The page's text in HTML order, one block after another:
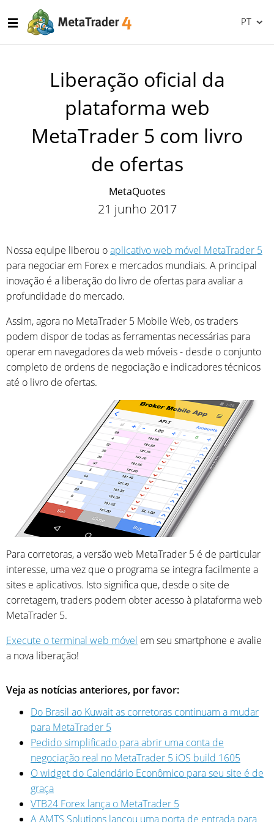
PT
Liberação oficial da
plataforma web
MetaTrader 5 com livro
de ofertas
MetaQuotes
21 junho 2017
Nossa equipe liberou oaplicativo web móvel MetaTrader 5
para negociar em Forex e mercados mundiais. A principal
inovação é a liberação do livro de ofertas para avaliar a
profundidade do mercado.
Assim, agora no MetaTrader 5 Mobile Web, os traders
podem dispor de todas as ferramentas necessárias para
operar em navegadores da web móveis - desde o conjunto
completo de ordens de negociação e indicadores técnicos
até o livro de ofertas.
Para corretoras, a versão web MetaTrader 5 é de particular
interesse, uma vez que o programa se integra facilmente a
sites e aplicativos. Isto significa que, desde o site de
corretagem, traders podem obter acesso à plataforma web
MetaTrader 5.
Execute o terminal web móvel em seu smartphone e avalie
a nova liberação!
Veja as notícias anteriores, por favor:
Do Brasil ao Kuwait as corretoras continuam a mudar
para MetaTrader 5
Pedido simplificado para abrir uma conta de
negociação real no MetaTrader 5 iOS build 1605
O widget do Calendário Econômico para seu site é de
graça
VTB24 Forex lança o MetaTrader 5
A AMTS Solutions lançou uma porta de entrada para